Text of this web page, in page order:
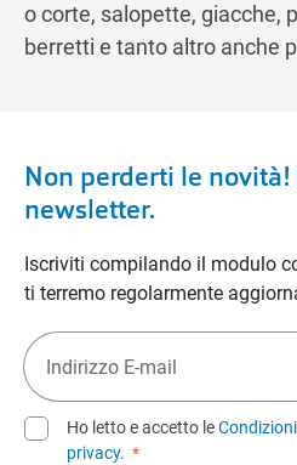
o corte, salopette, giacche,
berretti e tanto altro anche
Non perderti le
newsletter.
Iscriviti compilando il modulo
ti terremo regolarmente
Ho letto e accetto le
privacy. *